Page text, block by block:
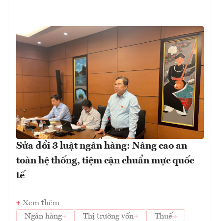
Sửa đổi 3 luật ngân hàng: Nâng cao an
toàn hệ thống, tiệm cận chuẩn mực quốc
tế
Xem thêm
Ngân hàng
Thị trường vốn
Thuế